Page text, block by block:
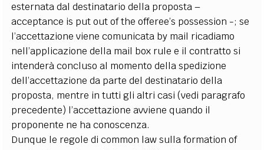
esternata dal destinatario della proposta –
acceptance is put out of the offeree’s possession -; se
l’accettazione viene comunicata by mail ricadiamo
nell’applicazione della mail box rule e il contratto si
intenderà concluso al momento della spedizione
dell’accettazione da parte del destinatario della
proposta, mentre in tutti gli altri casi (vedi paragrafo
precedente) l’accettazione avviene quando il
proponente ne ha conoscenza.
Dunque le regole di common law sulla formation of